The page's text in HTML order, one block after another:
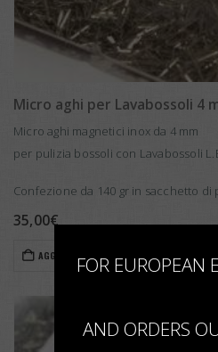
Micro aghi per Lavabossoli 4
Micro aghi magnetici inox da 4 mm
per pulizia bossoli con Lavabossoli
Confezione da 140 gr in sacchetto
35,00€
AGGIUNGI AL CARRELLO
FOR EUROPEAN
AND ORDERS